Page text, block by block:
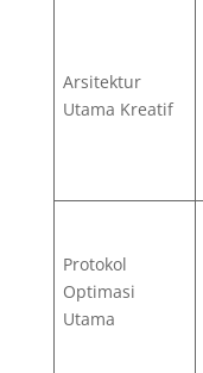
Arsitektur
Utama Kreatif
Protokol
Optimasi
Utama